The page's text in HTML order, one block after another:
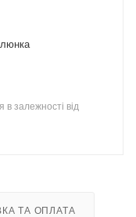
в залежності від
ТА ОПЛАТА